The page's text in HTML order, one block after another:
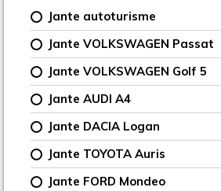
Jante autoturisme
Jante VOLKSWAGEN Passat
Jante VOLKSWAGEN Golf 5
Jante AUDI A4
Jante DACIA Logan
Jante TOYOTA Auris
Jante FORD Mondeo